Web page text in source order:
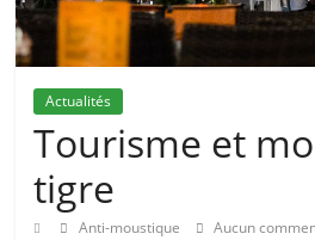
Actualités
Tourisme et
tigre
Anti-moustique Aucun